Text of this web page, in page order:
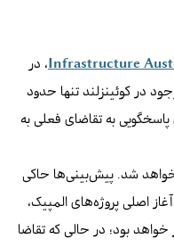
Infrastructure، در
به تقاضای فعلی به
شد. پیش‌بینی‌ها حاکی
۲۰۲۶، هم‌زمان با آغاز اصلی پروژه‌های المپیک،
خواهد بود؛ در حالی که تقاضا